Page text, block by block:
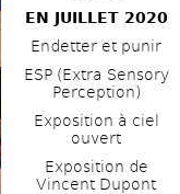
EN JUILLET 2020
Endetter et punir
ESP (Extra Sensory
Perception)
Exposition à ciel
ouvert
Exposition de
Vincent Dupont